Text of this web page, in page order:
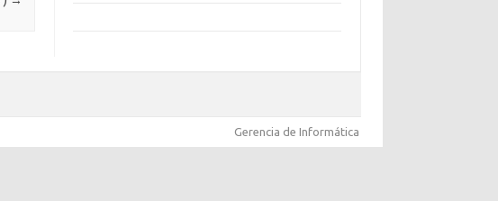
Gerencia de Informática